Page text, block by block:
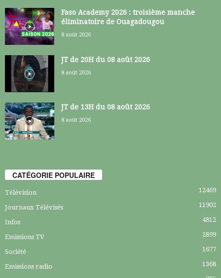
Faso Academy 2026 : troisième manche
éliminatoire de Ouagadougou
8 août 2026
JT de 20H du 08 août 2026
8 août 2026
JT de 13H du 08 août 2026
8 août 2026
CATÉGORIE POPULAIRE
Télévision 12469
Journaux Télévisés 11902
Infos 4812
Emissions TV 2899
Société 1677
Emissions radio 1368